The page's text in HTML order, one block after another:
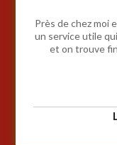
Près de chez moi
un service utile
et on trouve